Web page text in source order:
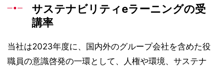
サステナビリティeラーニングの受
講率
当社は2023年度に、国内外のグループ会社を含めた役
職員の意識啓発の一環として、人権や環境、サステナ